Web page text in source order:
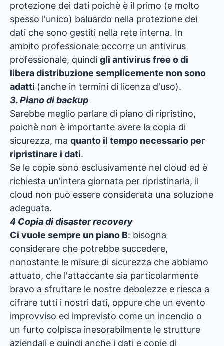
protezione dei dati poichè è il primo (e molto
spesso l'unico) baluardo nella protezione dei
dati che sono gestiti nella rete interna. In
ambito professionale occorre un antivirus
professionale, quindi gli antivirus free o di
libera distribuzione semplicemente non sono
adatti (anche in termini di licenza d'uso).
3. Piano di backup
Sarebbe meglio parlare di piano di ripristino,
poichè non è importante avere la copia di
sicurezza, ma quanto il tempo necessario per
ripristinare i dati.
Se le copie sono esclusivamente nel cloud ed è
richiesta un'intera giornata per ripristinarla, il
cloud non può essere considerata una soluzione
adeguata.
4 Copia di disaster recovery
Ci vuole sempre un piano B: bisogna
considerare che potrebbe succedere,
nonostante le misure di sicurezza che abbiamo
attuato, che l'attaccante sia particolarmente
bravo a sfruttare le nostre debolezze e riesca a
cifrare tutti i nostri dati, oppure che un evento
improvviso ed imprevisto come un incendio o
un furto colpisca inesorabilmente le strutture
aziendali e quindi anche i dati e copie di